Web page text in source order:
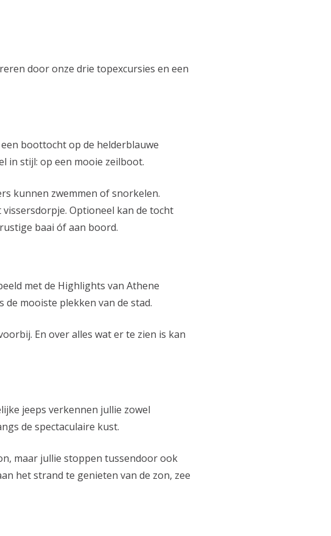
door onze drie topexcursies en een
boottocht op de helderblauwe
in stijl: op een mooie zeilboot.
kunnen zwemmen of snorkelen.
Optioneel kan de tocht
baai óf aan boord.
met de Highlights van Athene
mooiste plekken van de stad.
En over alles wat er te zien is kan
jeeps verkennen jullie zowel
de spectaculaire kust.
maar jullie stoppen tussendoor ook
het strand te genieten van de zon, zee